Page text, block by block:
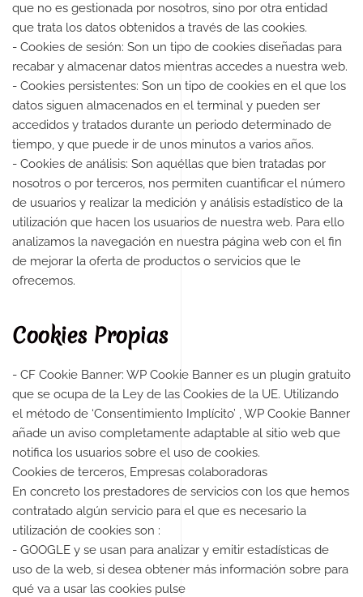
que no es gestionada por nosotros, sino por otra entidad
que trata los datos obtenidos a través de las cookies.
- Cookies de sesión: Son un tipo de cookies diseñadas para
recabar y almacenar datos mientras accedes a nuestra web.
- Cookies persistentes: Son un tipo de cookies en el que los
datos siguen almacenados en el terminal y pueden ser
accedidos y tratados durante un periodo determinado de
tiempo, y que puede ir de unos minutos a varios años.
- Cookies de análisis: Son aquéllas que bien tratadas por
nosotros o por terceros, nos permiten cuantificar el número
de usuarios y realizar la medición y análisis estadístico de la
utilización que hacen los usuarios de nuestra web. Para ello
analizamos la navegación en nuestra página web con el fin
de mejorar la oferta de productos o servicios que le
ofrecemos.
Cookies Propias
- CF Cookie Banner: WP Cookie Banner es un plugin gratuito
que se ocupa de la Ley de las Cookies de la UE. Utilizando
el método de ‘Consentimiento Implícito’ , WP Cookie Banner
añade un aviso completamente adaptable al sitio web que
notifica los usuarios sobre el uso de cookies.
Cookies de terceros, Empresas colaboradoras
En concreto los prestadores de servicios con los que hemos
contratado algún servicio para el que es necesario la
utilización de cookies son :
- GOOGLE y se usan para analizar y emitir estadísticas de
uso de la web, si desea obtener más información sobre para
qué va a usar las cookies pulse